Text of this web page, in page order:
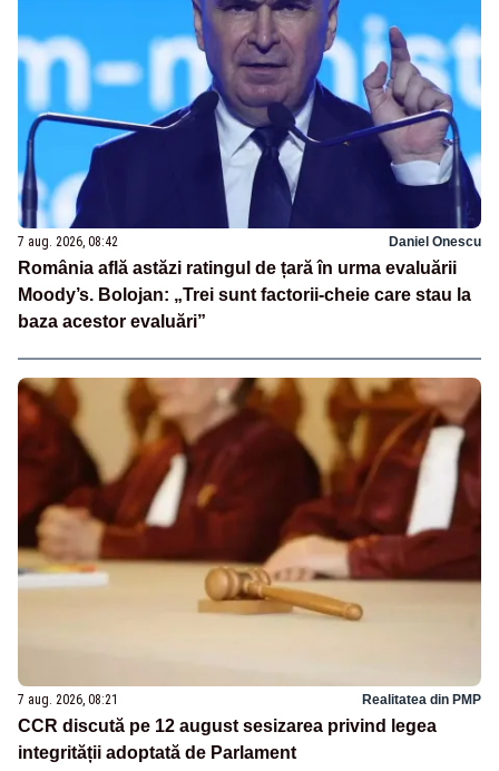
7 aug. 2026, 08:42 Daniel Onescu
România află astăzi ratingul de țară în urma evaluării
Moody’s. Bolojan: „Trei sunt factorii-cheie care stau la
baza acestor evaluări”
7 aug. 2026, 08:21 Realitatea din PMP
CCR discută pe 12 august sesizarea privind legea
integrității adoptată de Parlament